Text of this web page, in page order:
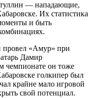
— нападающие,
Их статистика
и быть
провел «Амур» при
Дамир
чемпионате он тоже
голкипер был
крайне мало игровой
свой потенциал.